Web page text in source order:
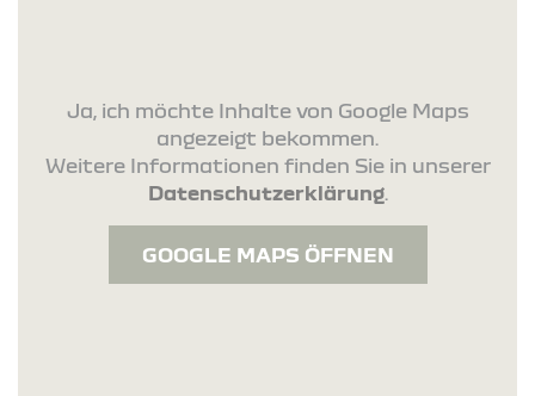
Ja, ich möchte Inhalte von Google Maps
angezeigt bekommen.
Weitere Informationen finden Sie in unserer
Datenschutzerklärung.
GOOGLE MAPS ÖFFNEN